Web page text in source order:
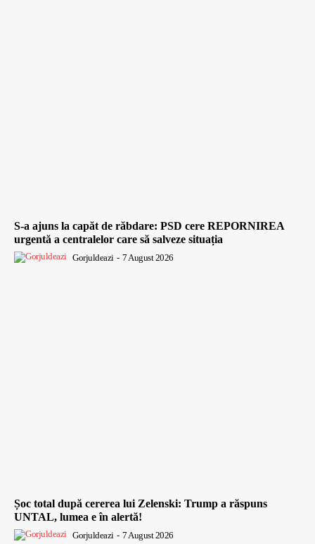
S-a ajuns la capăt de răbdare: PSD cere REPORNIREA
urgentă a centralelor care să salveze situația
Gorjuldeazi - 7 August 2026
Șoc total după cererea lui Zelenski: Trump a răspuns
UNTAL, lumea e în alertă!
Gorjuldeazi - 7 August 2026